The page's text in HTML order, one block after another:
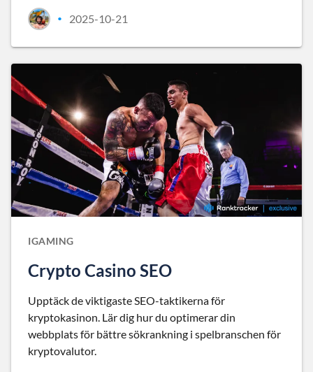
• 2025-10-21
IGAMING
Crypto Casino SEO
Upptäck de viktigaste SEO-taktikerna för
kryptokasinon. Lär dig hur du optimerar din
webbplats för bättre sökrankning i spelbranschen för
kryptovalutor.